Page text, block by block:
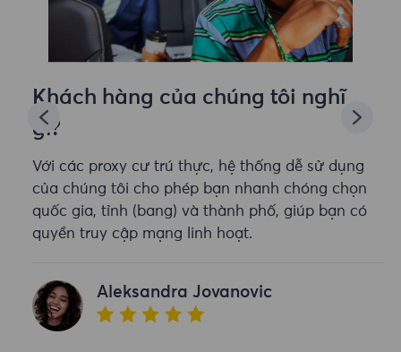
Khách hàng của chúng tôi nghĩ
gì?
Với các proxy cư trú thực, hệ thống dễ sử dụng
của chúng tôi cho phép bạn nhanh chóng chọn
quốc gia, tỉnh (bang) và thành phố, giúp bạn có
quyền truy cập mạng linh hoạt.
Aleksandra Jovanovic